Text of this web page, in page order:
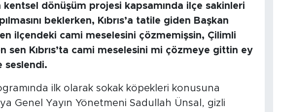
kentsel dönüşüm projesi kapsamında ilçe sakinleri
beklerken, Kıbrıs’a tatile giden Başkan
sen ilçendeki cami meselesini çözmemişsin, Çilimli
sen Kıbrıs’ta cami meselesini mi çözmeye gittin ey
seslendi.
ilk olarak sokak köpekleri konusuna
Genel Yayın Yönetmeni Sadullah Ünsal, gizli